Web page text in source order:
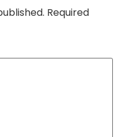
Required